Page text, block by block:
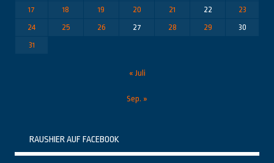
17
18 19 20 21 22
23
24
25 26 27 28 29
30
31
« Juli
Sep. »
RAUSHIER AUF FACEBOOK